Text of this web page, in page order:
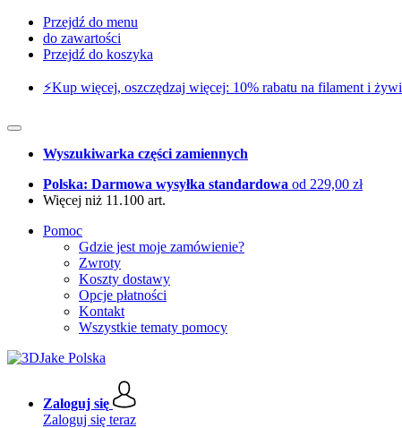
Przejdź do menu
do zawartości
Przejdź do koszyka
⚡️Kup więcej, oszczędzaj więcej: 10% rabatu na filament i
Wyszukiwarka części zamiennych
Polska: Darmowa wysyłka standardowa od 229,00 zł
Więcej niż 11.100 art.
Pomoc
Gdzie jest moje zamówienie?
Zwroty
Koszty dostawy
Opcje płatności
Kontakt
Wszystkie tematy pomocy
Zaloguj się
Zaloguj się teraz